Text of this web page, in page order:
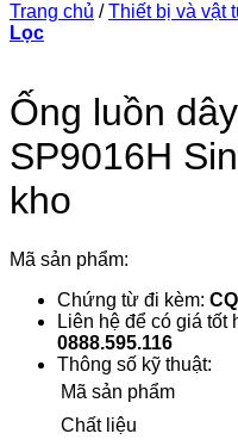
Trang chủ / Thiết bị và vật
Lọc
Ống luồn
SP9016H
kho
Mã sản phẩm:
Chứng từ đi kèm:
Liên hệ để có giá tốt
0888.595.116
Thông số kỹ thuật:
Mã sản phẩm
Chất liệu